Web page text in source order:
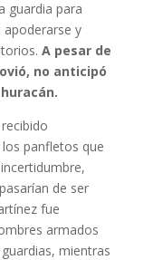
guardia para
y
A pesar de
no anticipó
panfletos que
de ser
fue
armados
mientras